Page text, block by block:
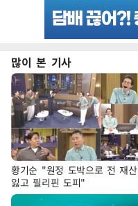
많이 본 기사
황기순 "원정 도박으로 전 재산
잃고 필리핀 도피"